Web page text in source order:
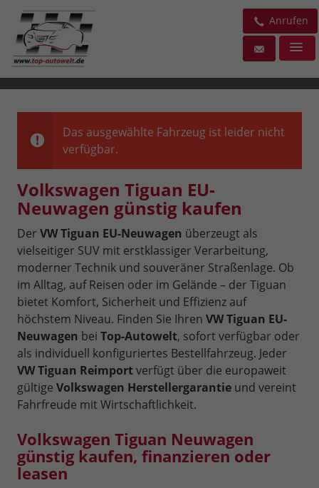
Anrufen
Das ausgewählte Fahrzeug ist leider nicht
verfügbar.
Volkswagen Tiguan EU-
Neuwagen günstig kaufen
Der VW Tiguan EU-Neuwagen überzeugt als
vielseitiger SUV mit erstklassiger Verarbeitung,
moderner Technik und souveräner Straßenlage. Ob
im Alltag, auf Reisen oder im Gelände – der Tiguan
bietet Komfort, Sicherheit und Effizienz auf
höchstem Niveau. Finden Sie Ihren VW Tiguan EU-
Neuwagen bei Top-Autowelt, sofort verfügbar oder
als individuell konfiguriertes Bestellfahrzeug. Jeder
VW Tiguan Reimportverfügt über die europaweit
gültige Volkswagen Herstellergarantie und vereint
Fahrfreude mit Wirtschaftlichkeit.
Volkswagen Tiguan Neuwagen
günstig kaufen, finanzieren oder
leasen